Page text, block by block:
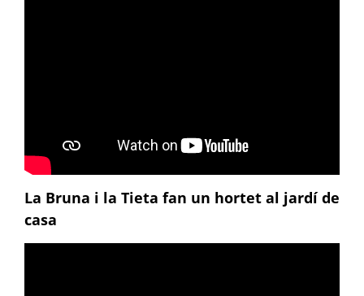
La Bruna i la Tieta fan un hortet al jardí de
casa